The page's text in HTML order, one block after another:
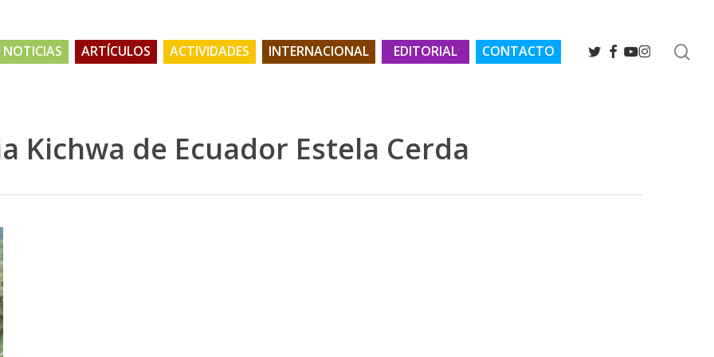
NOTICIAS ARTÍCULOS ACTIVIDADES INTERNACIONAL EDITORIAL CONTACTO TWITTER
FACEBOOK
YOUTUBE
INSTAGRAM
de Ecuador Estela Cerda